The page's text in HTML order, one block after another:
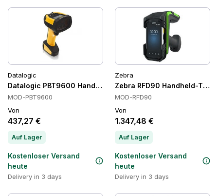
Datalogic
Datalogic PBT9600 Handheld Barcode-Scanner
MOD-PBT9600
Von
437,27 €
Auf Lager
Kostenloser Versand
heute
Delivery in 3 days
Zebra
Zebra RFD90 Handheld-
MOD-RFD90
Von
1.347,48 €
Auf Lager
Kostenloser Versand
heute
Delivery in 3 days